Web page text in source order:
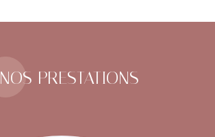
NOS PRESTATIONS